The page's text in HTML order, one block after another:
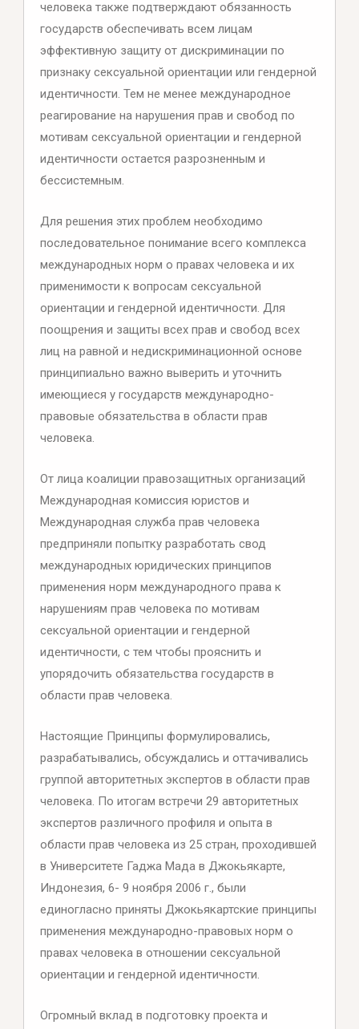
человека также подтверждают обязанность
государств обеспечивать всем лицам
эффективную защиту от дискриминации по
признаку сексуальной ориентации или гендерной
идентичности. Тем не менее международное
реагирование на нарушения прав и свобод по
мотивам сексуальной ориентации и гендерной
идентичности остается разрозненным и
бессистемным.
Для решения этих проблем необходимо
последовательное понимание всего комплекса
международных норм о правах человека и их
применимости к вопросам сексуальной
ориентации и гендерной идентичности. Для
поощрения и защиты всех прав и свобод всех
лиц на равной и недискриминационной основе
принципиально важно выверить и уточнить
имеющиеся у государств международно-
правовые обязательства в области прав
человека.
От лица коалиции правозащитных организаций
Международная комиссия юристов и
Международная служба прав человека
предприняли попытку разработать свод
международных юридических принципов
применения норм международного права к
нарушениям прав человека по мотивам
сексуальной ориентации и гендерной
идентичности, с тем чтобы прояснить и
упорядочить обязательства государств в
области прав человека.
Настоящие Принципы формулировались,
разрабатывались, обсуждались и оттачивались
группой авторитетных экспертов в области прав
человека. По итогам встречи 29 авторитетных
экспертов различного профиля и опыта в
области прав человека из 25 стран, проходившей
в Университете Гаджа Мада в Джокьякарте,
Индонезия, 6- 9 ноября 2006 г., были
единогласно приняты Джокьякартские принципы
применения международно-правовых норм о
правах человека в отношении сексуальной
ориентации и гендерной идентичности.
Огромный вклад в подготовку проекта и